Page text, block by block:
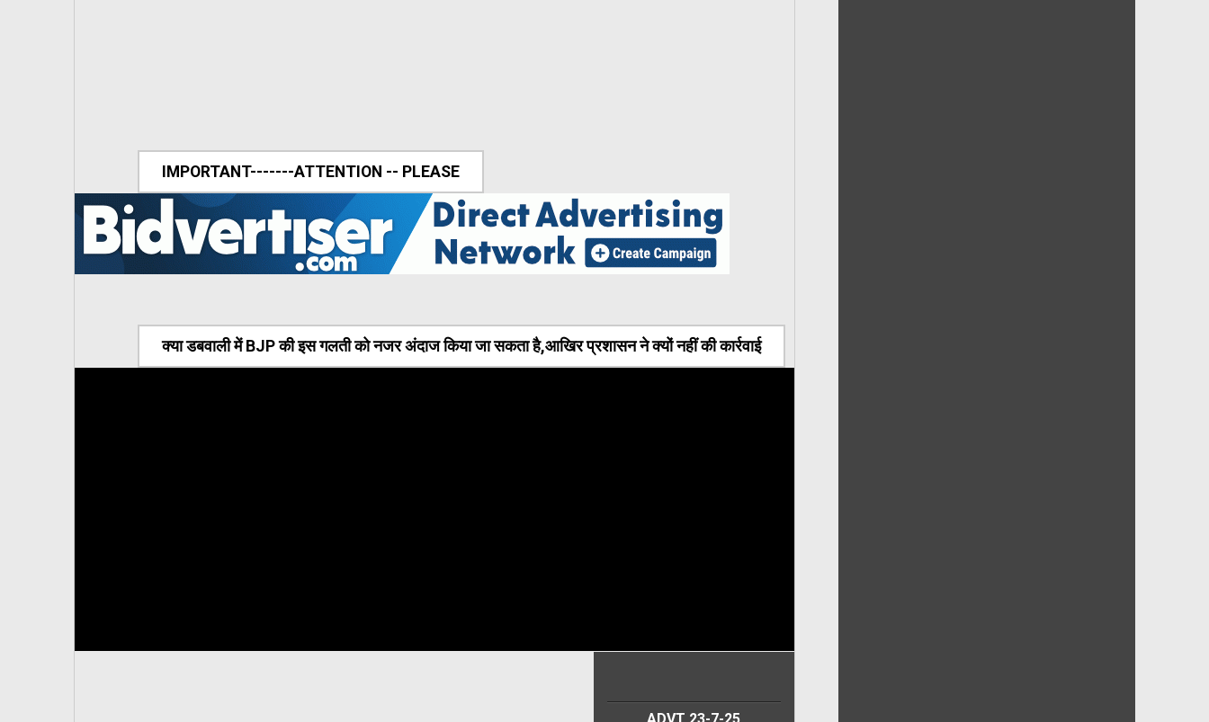
IMPORTANT-------ATTENTION -- PLEASE
क्या डबवाली में BJP की इस गलती को नजर अंदाज किया जा सकता है,आखिर प्रशासन ने क्यों नहीं की कार्रवाई